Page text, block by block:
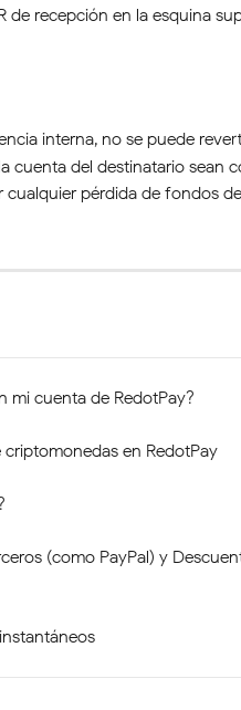
de recepción en la esquina
interna, no se puede
cuenta del destinatario sean
cualquier pérdida de fondos
mi cuenta de RedotPay?
en RedotPay
(como PayPal) y